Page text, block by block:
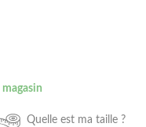
magasin
Quelle est ma taille ?